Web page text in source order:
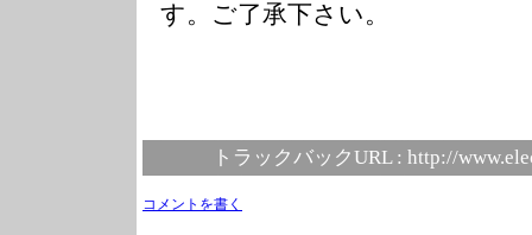
す。ご了承下さい。
トラックバックURL : http://
コメントを書く